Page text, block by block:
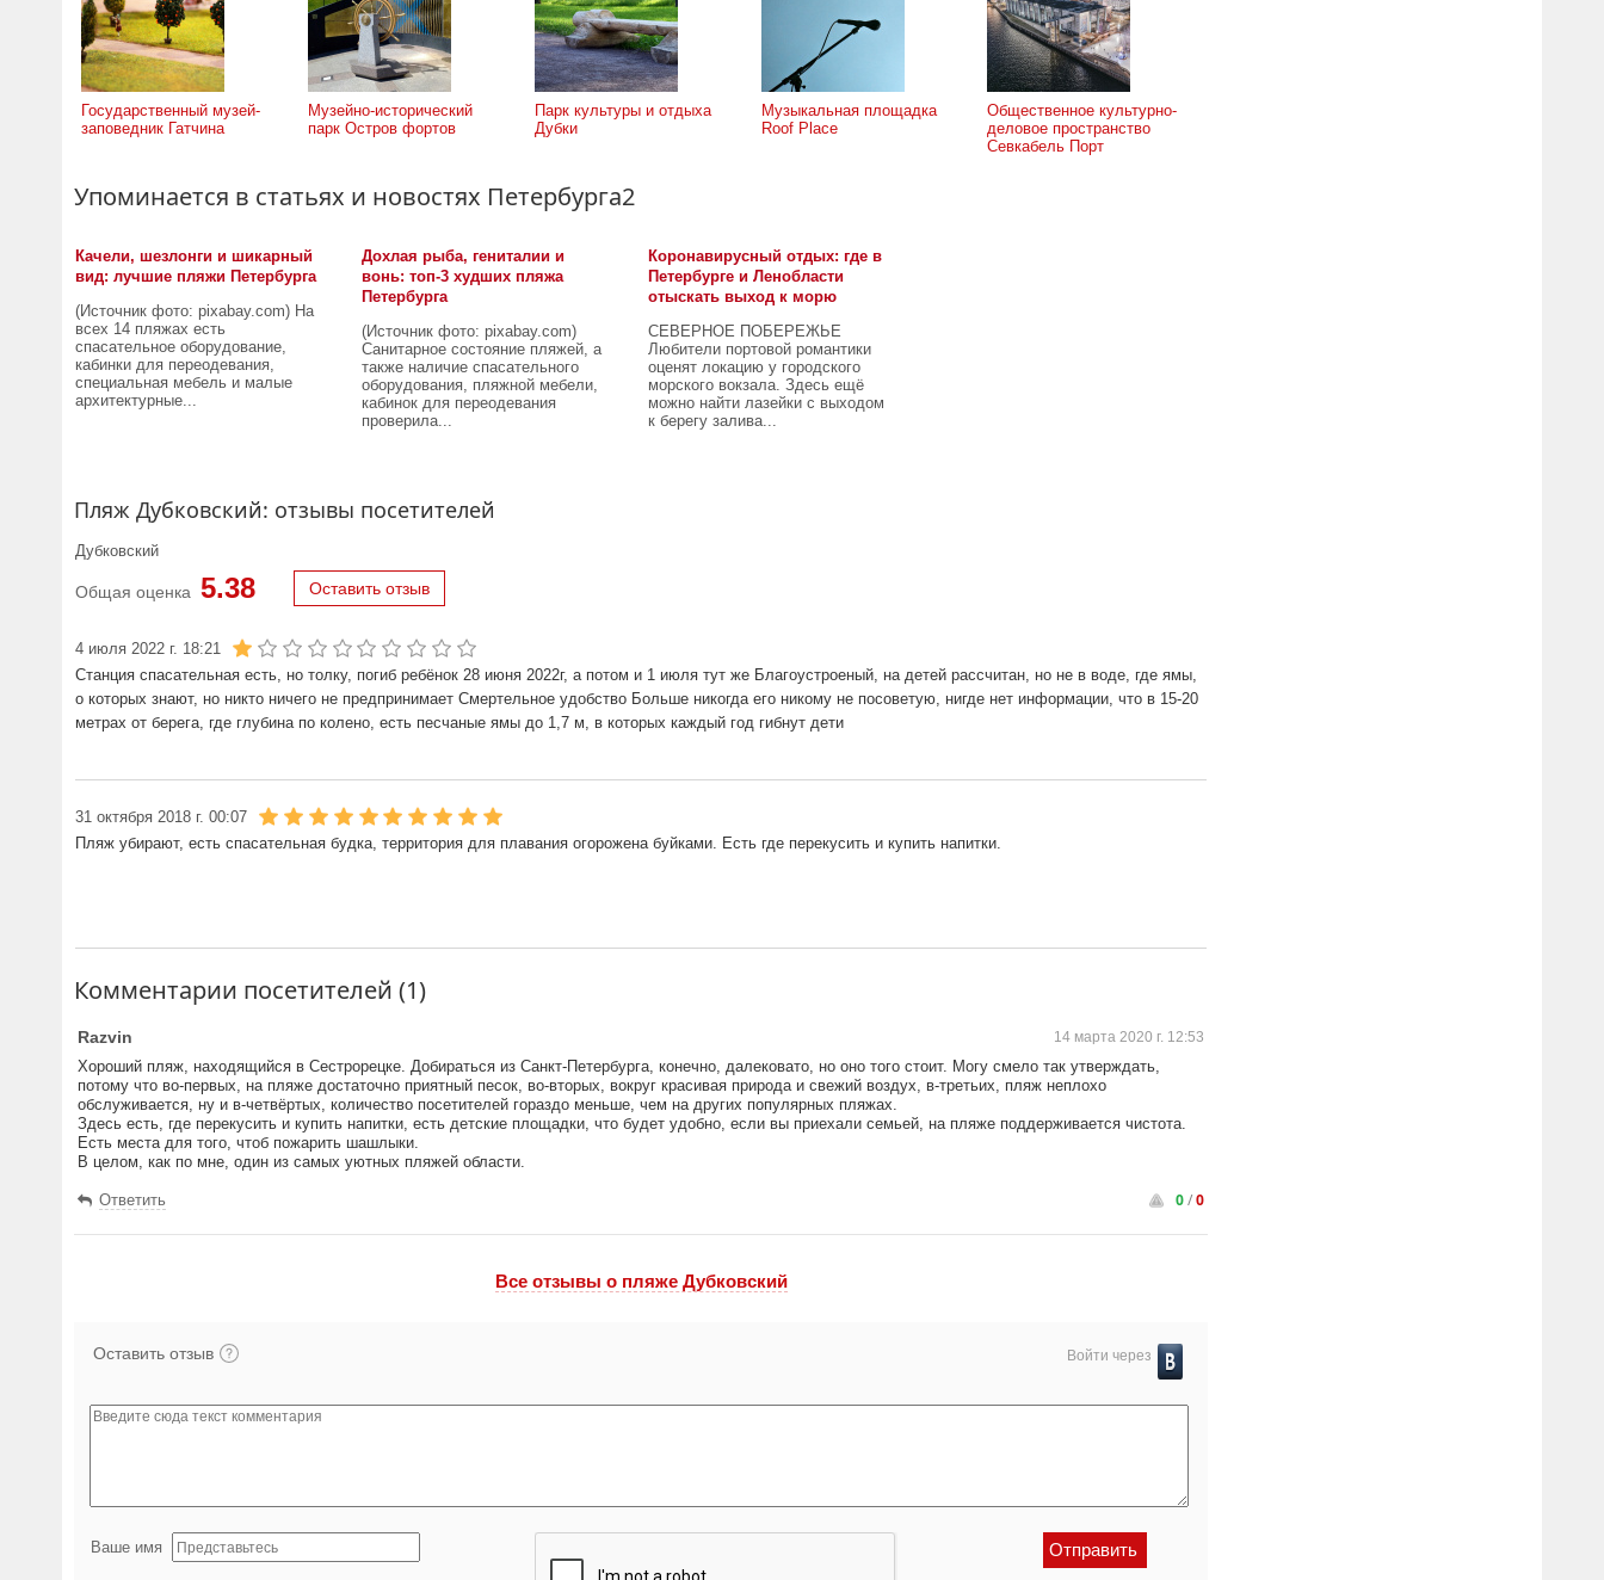
Государственный музей-
заповедник Гатчина
Музейно-исторический
парк Остров фортов
Парк культуры и отдыха
Дубки
Музыкальная площадка
Roof Place
Общественное культурно-
деловое пространство
Севкабель Порт
Упоминается в статьях и новостях Петербурга2
Качели, шезлонги и шикарный
вид: лучшие пляжи Петербурга
(Источник фото: pixabay.com) На
всех 14 пляжах есть
спасательное оборудование,
кабинки для переодевания,
специальная мебель и малые
архитектурные...
Дохлая рыба, гениталии и
вонь: топ-3 худших пляжа
Петербурга
(Источник фото: pixabay.com)
Санитарное состояние пляжей, а
также наличие спасательного
оборудования, пляжной мебели,
кабинок для переодевания
проверила...
Коронавирусный отдых: где в
Петербурге и Ленобласти
отыскать выход к морю
СЕВЕРНОЕ ПОБЕРЕЖЬЕ
Любители портовой романтики
оценят локацию у городского
морского вокзала. Здесь ещё
можно найти лазейки с выходом
к берегу залива...
Пляж Дубковский: отзывы посетителей
Дубковский
Общая оценка 5.38 Оставить отзыв
4 июля 2022 г. 18:21
Станция спасательная есть, но толку, погиб ребёнок 28 июня 2022г, а потом и 1 июля тут же Благоустроеный, на детей рассчитан, но не в воде, где ямы,
о которых знают, но никто ничего не предпринимает Смертельное удобство Больше никогда его никому не посоветую, нигде нет информации, что в 15-20
метрах от берега, где глубина по колено, есть песчаные ямы до 1,7 м, в которых каждый год гибнут дети
31 октября 2018 г. 00:07
Пляж убирают, есть спасательная будка, территория для плавания огорожена буйками. Есть где перекусить и купить напитки.
Комментарии посетителей (1)
Razvin 14 марта 2020 г. 12:53
Хороший пляж, находящийся в Сестрорецке. Добираться из Санкт-Петербурга, конечно, далековато, но оно того стоит. Могу смело так утверждать,
потому что во-первых, на пляже достаточно приятный песок, во-вторых, вокруг красивая природа и свежий воздух, в-третьих, пляж неплохо
обслуживается, ну и в-четвёртых, количество посетителей гораздо меньше, чем на других популярных пляжах.
Здесь есть, где перекусить и купить напитки, есть детские площадки, что будет удобно, если вы приехали семьей, на пляже поддерживается чистота.
Есть места для того, чтоб пожарить шашлыки.
В целом, как по мне, один из самых уютных пляжей области.
Ответить 0/0
Все отзывы o пляже Дубковский
Оставить отзыв Войти через
Ваше имя